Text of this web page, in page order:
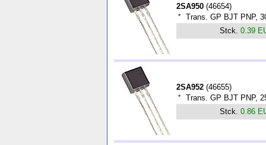
2SA950 (46654)
*
Trans. GP BJT PNP,
Stck. 0.39
2SA952 (46655)
*
Trans. GP BJT PNP,
Stck. 0.86